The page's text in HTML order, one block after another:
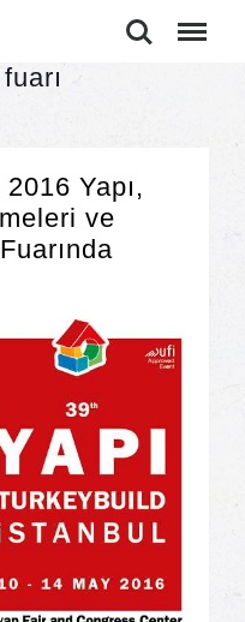
Ara Menu
Yapı,
ve